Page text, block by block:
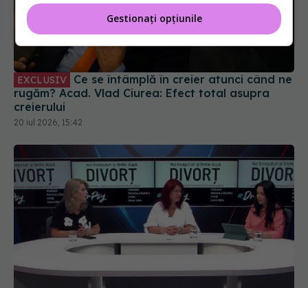
EXCLUSIV
rugăm? Acad. Vlad Ciurea: Efect total asupra
creierului
20 iul 2026, 15:42
Gestionați opțiunile